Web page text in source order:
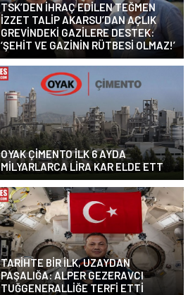
TSK’DEN İHRAÇ EDİLEN TEĞMEN
İZZET TALİP AKARSU’DAN AÇLIK
GREVİNDEKİ GAZİLERE DESTEK:
‘ŞEHİT VE GAZİNİN RÜTBESİ OLMAZ!’
OYAK ÇİMENTO İLK 6 AYDA
MİLYARLARCA LİRA KAR ELDE ETT
TARİHTE BİR İLK, UZAYDAN
PAŞALIĞA: ALPER GEZERAVCI
TUĞGENERALLİĞE TERFİ ETTİ